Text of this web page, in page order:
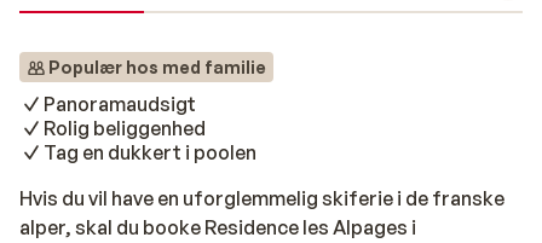
Populær hos med familie
Panoramaudsigt
Rolig beliggenhed
Tag en dukkert i poolen
Hvis du vil have en uforglemmelig skiferie i de franske
alper, skal du booke Residence les Alpages i